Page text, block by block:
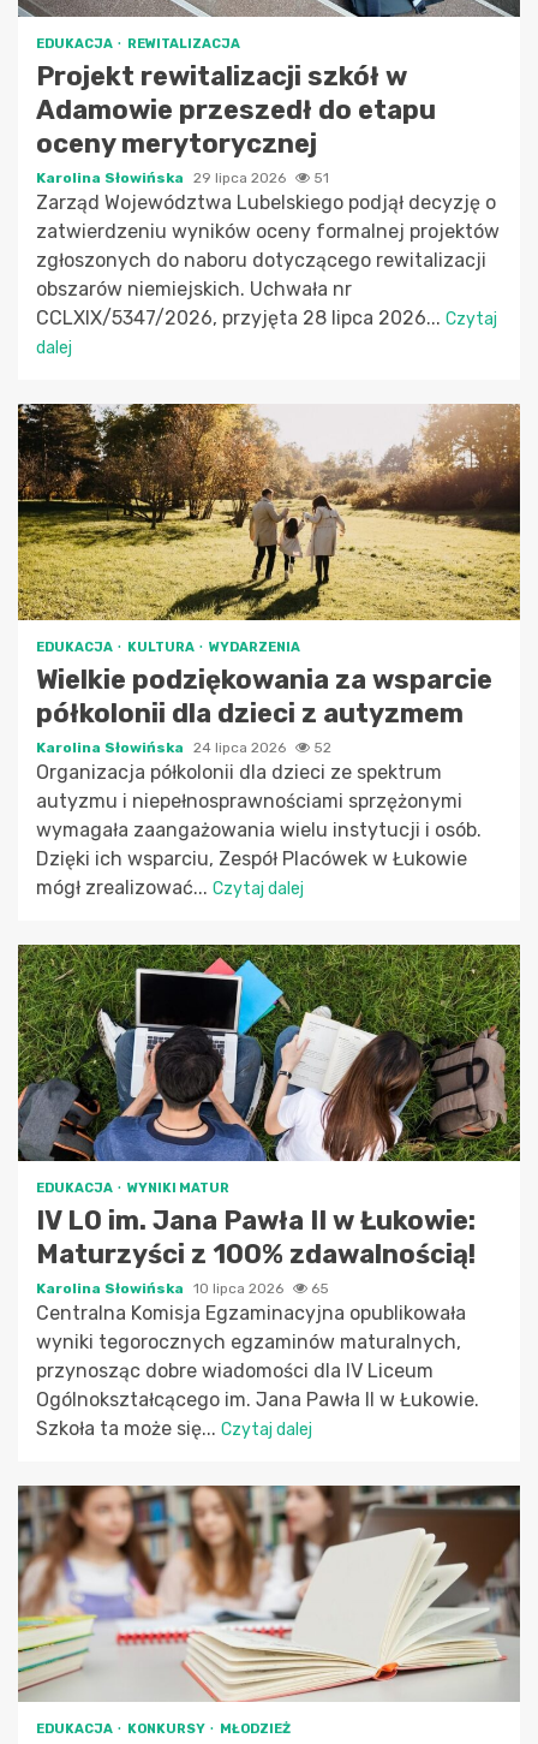
EDUKACJA REWITALIZACJA
Projekt rewitalizacji szkół w
Adamowie przeszedł do etapu
oceny merytorycznej
Karolina Słowińska 29 lipca 2026 51
Zarząd Województwa Lubelskiego podjął decyzję o
zatwierdzeniu wyników oceny formalnej projektów
zgłoszonych do naboru dotyczącego rewitalizacji
obszarów niemiejskich. Uchwała nr
CCLXIX/5347/2026, przyjęta 28 lipca 2026... Czytaj
dalej
EDUKACJA KULTURA WYDARZENIA
Wielkie podziękowania za wsparcie
półkolonii dla dzieci z autyzmem
Karolina Słowińska 24 lipca 2026 52
Organizacja półkolonii dla dzieci ze spektrum
autyzmu i niepełnosprawnościami sprzężonymi
wymagała zaangażowania wielu instytucji i osób.
Dzięki ich wsparciu, Zespół Placówek w Łukowie
mógł zrealizować... Czytaj dalej
EDUKACJA WYNIKI MATUR
IV LO im. Jana Pawła II w Łukowie:
Maturzyści z 100% zdawalnością!
Karolina Słowińska 10 lipca 2026 65
Centralna Komisja Egzaminacyjna opublikowała
wyniki tegorocznych egzaminów maturalnych,
przynosząc dobre wiadomości dla IV Liceum
Ogólnokształcącego im. Jana Pawła II w Łukowie.
Szkoła ta może się... Czytaj dalej
EDUKACJA KONKURSY MŁODZIEŻ